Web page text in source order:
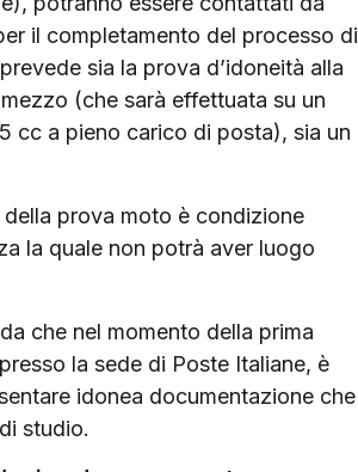
il completamento del processo di
sia la prova d’idoneità alla
(che sarà effettuata su un
cc a pieno carico di posta), sia un
della prova moto è condizione
la quale non potrà aver luogo
che nel momento della prima
la sede di Poste Italiane, è
idonea documentazione che
studio.